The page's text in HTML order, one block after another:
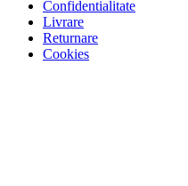
Confidentialitate
Livrare
Returnare
Cookies